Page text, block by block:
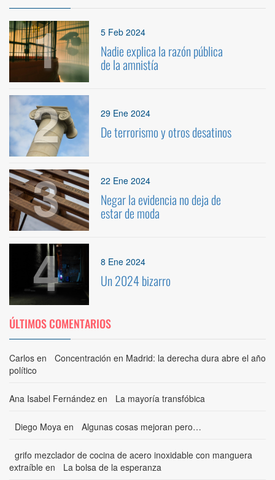
1 5 Feb 2024
Nadie explica la razón pública
de la amnistía
2 29 Ene 2024
De terrorismo y otros desatinos
3 22 Ene 2024
Negar la evidencia no deja de
estar de moda
4 8 Ene 2024
Un 2024 bizarro
ÚLTIMOS COMENTARIOS
Carlos en
Concentración en Madrid: la derecha dura abre el año
político
Ana Isabel Fernández en La mayoría transfóbica
Diego Moya en Algunas cosas mejoran pero…
grifo mezclador de cocina de acero inoxidable con manguera
extraíble en La bolsa de la esperanza